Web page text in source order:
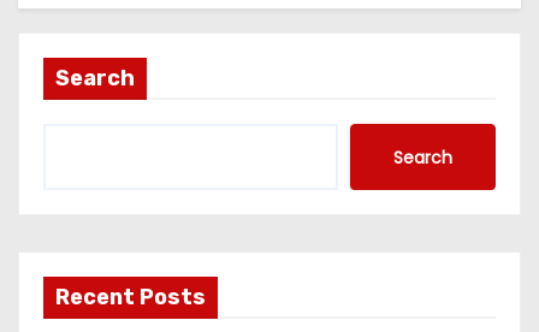
Search
Search
Recent Posts